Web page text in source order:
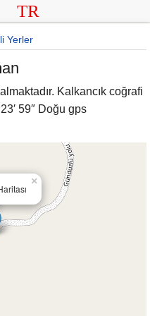
TR
Yerler
Kalkancık coğrafi
59″ Doğu gps
×